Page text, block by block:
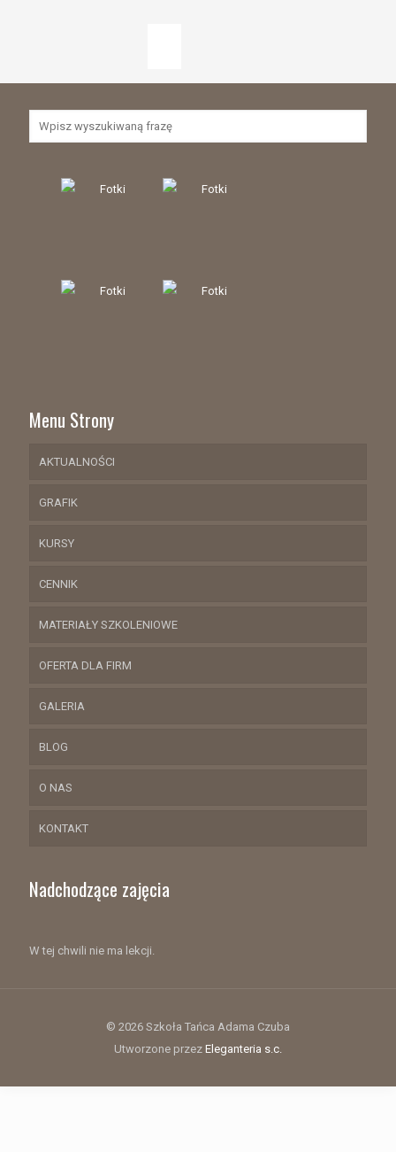
Menu Strony
AKTUALNOŚCI
GRAFIK
KURSY
CENNIK
MATERIAŁY SZKOLENIOWE
OFERTA DLA FIRM
GALERIA
BLOG
O NAS
KONTAKT
Nadchodzące zajęcia
W tej chwili nie ma lekcji.
© 2026 Szkoła Tańca Adama Czuba
Utworzone przez Eleganteria s.c.